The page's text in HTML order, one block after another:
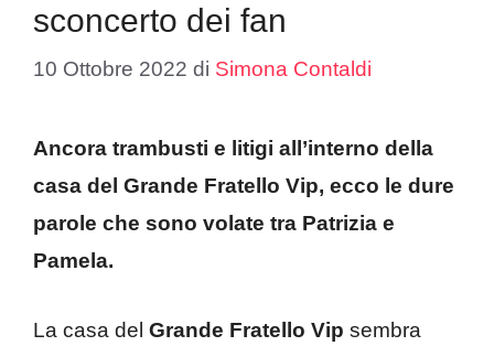
sconcerto dei fan
10 Ottobre 2022 di Simona Contaldi
Ancora trambusti e litigi all’interno della
casa del Grande Fratello Vip, ecco le dure
parole che sono volate tra Patrizia e
Pamela.
La casa del Grande Fratello Vip sembra